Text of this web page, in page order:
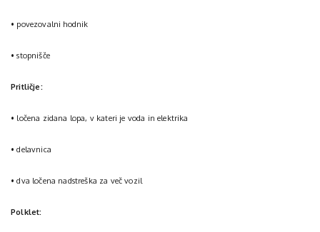
• povezovalni hodnik
• stopnišče
Pritličje:
• ločena zidana lopa, v kateri je voda in elektrika
• delavnica
• dva ločena nadstreška za več vozil
Polklet: